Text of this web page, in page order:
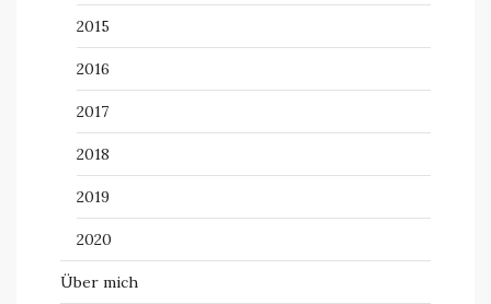
2015
2016
2017
2018
2019
2020
Über mich